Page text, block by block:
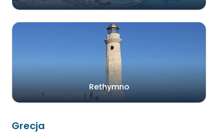
Rethymno
Grecja